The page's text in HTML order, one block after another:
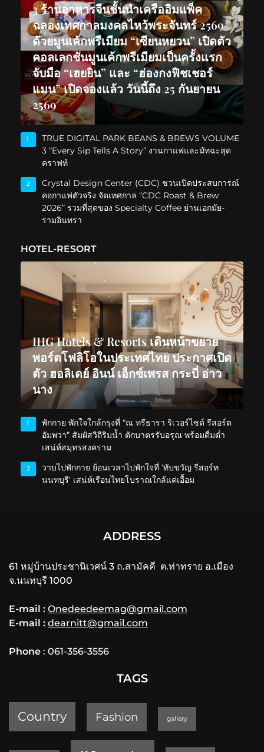
3 ร้านอาหารจีนชั้นนำเครืออิมแพ็ค
ฉลองเทศกาลมงคลไหว้พระจันทร์ 2569
ด้วยมูนเค้กพรีเมียม “เซียนหยวน” เปิดตัว
คอลเลกชันมูนเค้กพรีเมียมเป็นครั้งแรก
จับมือ “เฮยยิน” และ “ฮ่องกงฟิชเชอร์
แมน” เปิดจองแล้ว วันนี้ถึง 25 กันยายน
2569
1
TRUE DIGITAL PARK BEANS & BREWS VOLUME
3 “Every Sip Tells A Story” งานกาแฟและมัทฉะสุด
คราฟท์
2
Crystal Design Center (CDC) ชวนเปิดประสบการณ์
คอกาแฟตัวจริง จัดเทศกาล “CDC Roast & Brew
2026” รวมที่สุดของ Specialty Coffee ย่านเอกมัย-
รามอินทรา
HOTEL-RESORT
IHG Hotels & Resorts เดินหน้าขยาย
พอร์ตโฟลิโอในประเทศไทย ประกาศเปิด
ตัว ฮอลิเดย์ อินน์ เอ็กซ์เพรส กระบี่ อ่าว
นาง
1
พักกาย พักใจใกล้กรุงที่ “ณ ทรีธารา ริเวอร์ไซด์ รีสอร์ต
อัมพวา” สัมผัสวิถีริมน้ำ ตักบาตรรับอรุณ พร้อมดื่มด่ำ
เสน่ห์สมุทรสงคราม
2
วาบไปพักกาย ย้อนเวลาไปพักใจที่ ‘ทับขวัญ รีสอร์ท
นนทบุรี’ เสน่ห์เรือนไทยโบราณใกล้แค่เอื้อม
ADDRESS
61 หมู่บ้านประชานิเวศน์ 3 ถ.สามัคคี ต.ท่าทราย อ.เมือง
จ.นนทบุรี 1000
E-mail : Onedeedeemag@gmail.com
E-mail : dearnitt@gmail.com
Phone : 061-356-3556
TAGS
Country Fashion gallery